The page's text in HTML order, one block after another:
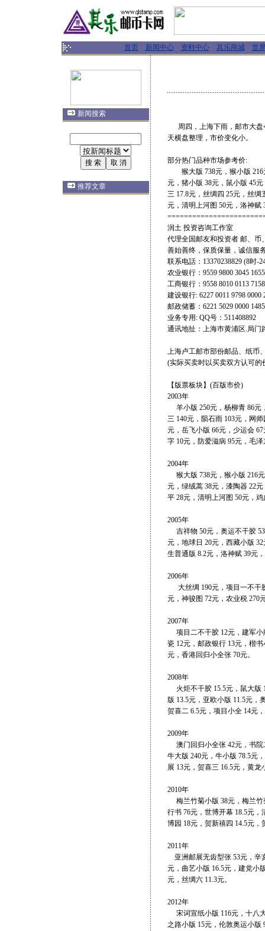
首页 新闻中心 资料中心 其乐商城 世
新闻搜索
推荐文章
周四，上海下雨，邮市大盘
天横盘整理，市价变化小。
部分热门品种市场参考价:
猴大版 738元，猴小版 216
元，猪小版 38元，鼠小版 45
三 17.8元，丝绸四 25元，丝绸
元，清明上河图 50元，洛神
润土 投资咨询工作室
代理全国邮友和投资者 邮、币
善始善终，保质保量，诚信服
联系电話：13370238829 (8时-
农业银行：9559 9800 3045
工商银行：9558 8010 0113
建设银行: 6227 0011 9798
邮政储蓄：6221 5029 0000
业务专用: QQ号：511408892
通讯地扯：上海巿黄浦区.局门
上海卢工邮市部份邮品、纸币
(实际买卖时以买卖双方认可的
【版票板块】(百版市价)
2003年
羊小版 250元，杨柳青 86元
三 140元，陨石雨 103元，网
元，岳飞小版 66元，少运会
字 10元，防爱滋病 95元，毛
2004年
猴大版 738元，猴小版 216
元，绿绒蒿 38元，漆陶器 22
平 28元，清明上河图 50元，
2005年
吉祥物 50元，奥运不干胶 53
元，地球日 20元，西藏小版
生普通版 8.2元，洛神赋 39元
2006年
大丝绸 190元，项目一不干
元，神骏图 72元，农业税 270
2007年
项目二不干胶 12元，建军小
瓷 12元，邮政银行 13元，楷
元，香港回归小全张 70元。
2008年
火炬不干胶 15.5元，鼠大版
版 13.5元，亚欧小版 11.5元，
贺喜二 6.5元，项目小全 14
2009年
澳门回归小全张 42元，书院
牛大版 240元，牛小版 78.5元
展 13元，贺喜三 16.5元，黄
2010年
梅兰竹菊小版 38元，梅兰竹
行书 76元，世博开幕 18.5元
博园 18元，贺新禧四 14.5元
2011年
亚洲邮展无齿型张 53元，辛
元，曲艺小版 16.5元，建党小
元，丝绸六 11.3元。
2012年
宋词宣纸小版 116元，十八
之路小版 15元，伦敦奥运小版